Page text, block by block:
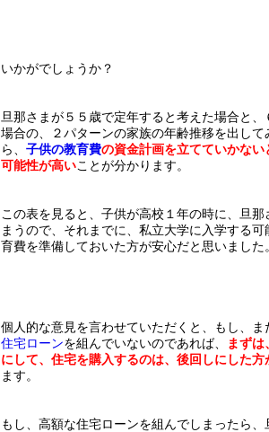
いかがでしょうか？
旦那さまが５５歳で定年すると考えた場合と
場合の、２パターンの家族の年齢推移を出し
ら、 子供の教育費の資金計画を立てていかな
可能性が高いことが分かります。
この表を見ると、子供が高校１年の時に、旦
まうので、それまでに、私立大学に入学する
育費を準備しておいた方が安心だと思いました
個人的な意見を言わせていただくと、もし、
住宅ローンを組んでいないのであれば、
まずは
にして、住宅を購入するのは、後回しにした方
ます。
もし、高額な住宅ローンを組んでしまったら